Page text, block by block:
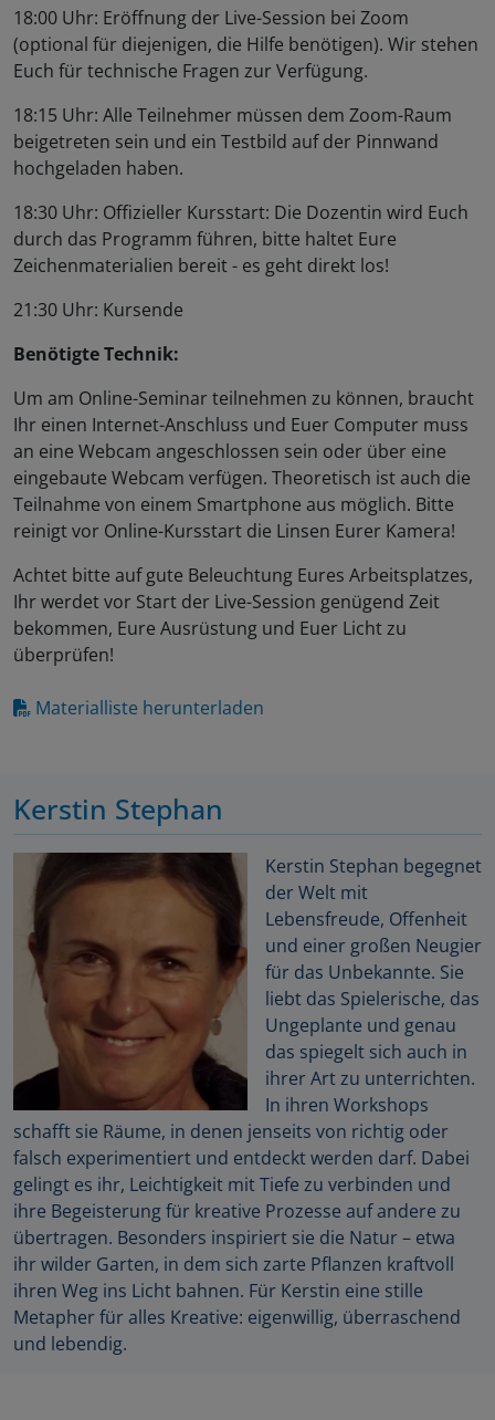
18:00 Uhr: Eröffnung der Live-Session bei Zoom
(optional für diejenigen, die Hilfe benötigen). Wir stehen
Euch für technische Fragen zur Verfügung.
18:15 Uhr: Alle Teilnehmer müssen dem Zoom-Raum
beigetreten sein und ein Testbild auf der Pinnwand
hochgeladen haben.
18:30 Uhr: Offizieller Kursstart: Die Dozentin wird Euch
durch das Programm führen, bitte haltet Eure
Zeichenmaterialien bereit - es geht direkt los!
21:30 Uhr: Kursende
Benötigte Technik:
Um am Online-Seminar teilnehmen zu können, braucht
Ihr einen Internet-Anschluss und Euer Computer muss
an eine Webcam angeschlossen sein oder über eine
eingebaute Webcam verfügen. Theoretisch ist auch die
Teilnahme von einem Smartphone aus möglich. Bitte
reinigt vor Online-Kursstart die Linsen Eurer Kamera!
Achtet bitte auf gute Beleuchtung Eures Arbeitsplatzes,
Ihr werdet vor Start der Live-Session genügend Zeit
bekommen, Eure Ausrüstung und Euer Licht zu
überprüfen!
Materialliste herunterladen
Kerstin Stephan
Kerstin Stephan begegnet
der Welt mit
Lebensfreude, Offenheit
und einer großen Neugier
für das Unbekannte. Sie
liebt das Spielerische, das
Ungeplante und genau
das spiegelt sich auch in
ihrer Art zu unterrichten.
In ihren Workshops
schafft sie Räume, in denen jenseits von richtig oder
falsch experimentiert und entdeckt werden darf. Dabei
gelingt es ihr, Leichtigkeit mit Tiefe zu verbinden und
ihre Begeisterung für kreative Prozesse auf andere zu
übertragen. Besonders inspiriert sie die Natur – etwa
ihr wilder Garten, in dem sich zarte Pflanzen kraftvoll
ihren Weg ins Licht bahnen. Für Kerstin eine stille
Metapher für alles Kreative: eigenwillig, überraschend
und lebendig.